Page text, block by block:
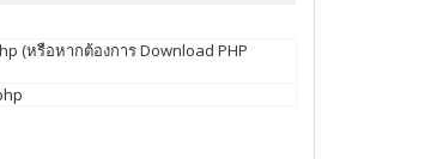
(หรือหากต้องการ Download PHP